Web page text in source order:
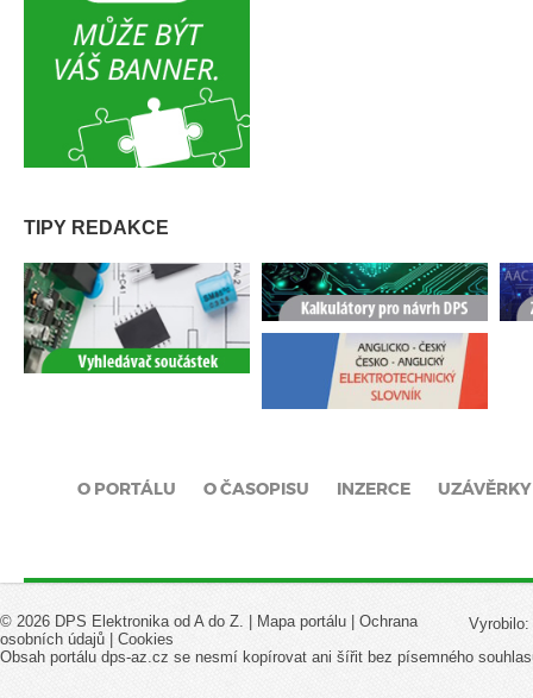
TIPY REDAKCE
O PORTÁLU O ČASOPISU INZERCE UZÁVĚRKY
Vyrobilo:
© 2026 DPS Elektronika od A do Z. | Mapa portálu
Ochrana
osobních údajů
Cookies
Obsah portálu dps-az.cz se nesmí kopírovat ani šířit bez písemného